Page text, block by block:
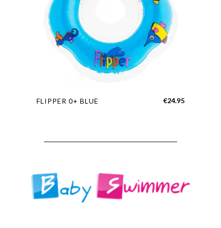
FLIPPER 0+ BLUE €24.95